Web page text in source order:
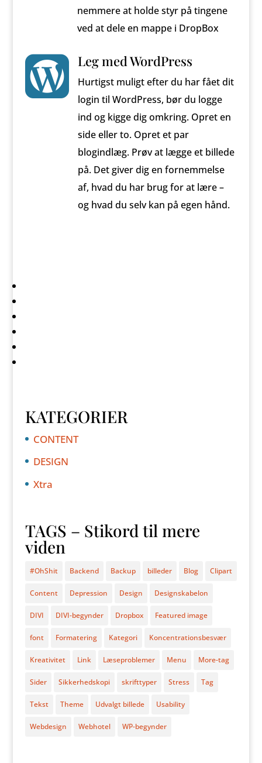
nemmere at holde styr på tingene
ved at dele en mappe i DropBox
 Leg med WordPress
Hurtigst muligt efter du har fået dit
login til WordPress, bør du logge
ind og kigge dig omkring. Opret en
side eller to. Opret et par
blogindlæg. Prøv at lægge et billede
på. Det giver dig en fornemmelse
af, hvad du har brug for at lære –
og hvad du selv kan på egen hånd.
KATEGORIER
CONTENT
DESIGN
Xtra
TAGS – Stikord til mere
viden
#OhShit Backend Backup billeder Blog Clipart
Content Depression Design Designskabelon
DIVI DIVI-begynder Dropbox Featured image
font Formatering Kategori Koncentrationsbesvær
Kreativitet Link Læseproblemer Menu More-tag
Sider Sikkerhedskopi skrifttyper Stress Tag
Tekst Theme Udvalgt billede Usability
Webdesign Webhotel WP-begynder